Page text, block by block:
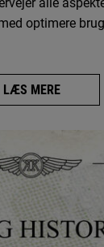
optimere
LÆS MERE